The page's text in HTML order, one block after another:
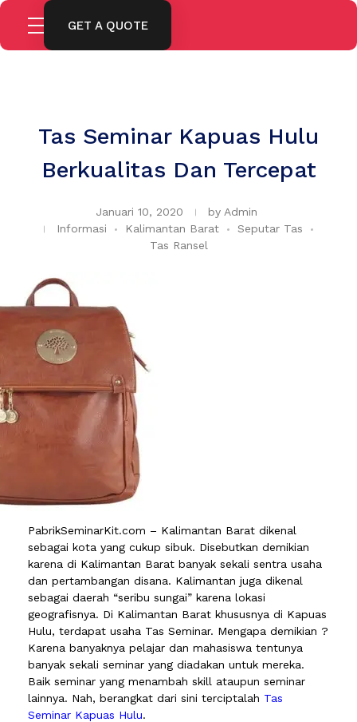
GET A QUOTE
Tas Seminar Kapuas Hulu
Berkualitas Dan Tercepat
Januari 10, 2020 by Admin
Informasi
Kalimantan Barat
Seputar Tas
Tas Ransel
PabrikSeminarKit.com – Kalimantan Barat dikenal
sebagai kota yang cukup sibuk. Disebutkan demikian
karena di Kalimantan Barat banyak sekali sentra usaha
dan pertambangan disana. Kalimantan juga dikenal
sebagai daerah “seribu sungai” karena lokasi
geografisnya. Di Kalimantan Barat khususnya di Kapuas
Hulu, terdapat usaha Tas Seminar. Mengapa demikian ?
Karena banyaknya pelajar dan mahasiswa tentunya
banyak sekali seminar yang diadakan untuk mereka.
Baik seminar yang menambah skill ataupun seminar
lainnya. Nah, berangkat dari sini terciptalah Tas
Seminar Kapuas Hulu.